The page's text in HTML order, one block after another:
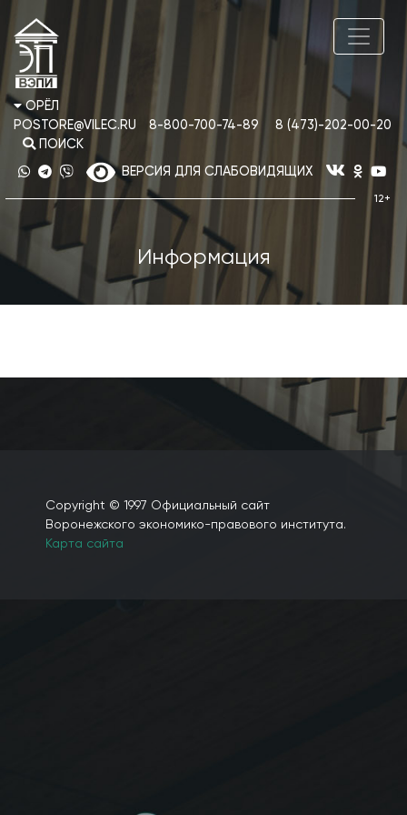
ОРЁЛ
POSTORE@VILEC.RU
8-800-700-74-89
8 (473)-202-00-20
ПОИСК
ВЕРСИЯ ДЛЯ СЛАБОВИДЯЩИХ
Информация
Copyright © 1997 Официальный сайт
Воронежского экономико-правового института.
Карта сайта